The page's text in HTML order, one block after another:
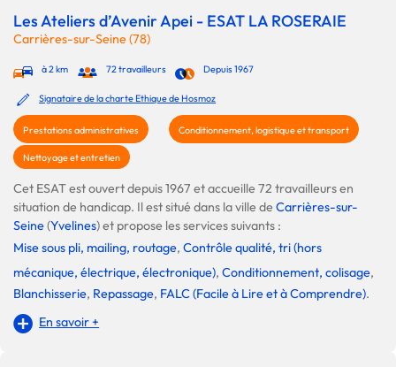
Les Ateliers d’Avenir Apei - ESAT LA ROSERAIE
Carrières-sur-Seine (78)
à 2 km 72 travailleurs Depuis 1967
Signataire de la charte Ethique de Hosmoz
Prestations administratives Conditionnement, logistique et transport
Nettoyage et entretien
Cet ESAT est ouvert depuis 1967 et accueille 72 travailleurs en
situation de handicap. Il est situé dans la ville deCarrières-sur-
Seine(Yvelines) et propose les services suivants :
Mise sous pli, mailing, routage, Contrôle qualité, tri (hors
mécanique, électrique, électronique), Conditionnement, colisage,
Blanchisserie, Repassage, FALC (Facile à Lire et à Comprendre).
En savoir +